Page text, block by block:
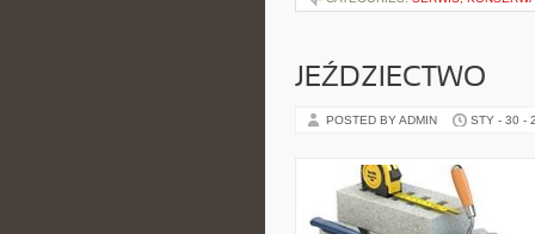
JEŹDZIECTWO
POSTED BY ADMIN STY - 30 -